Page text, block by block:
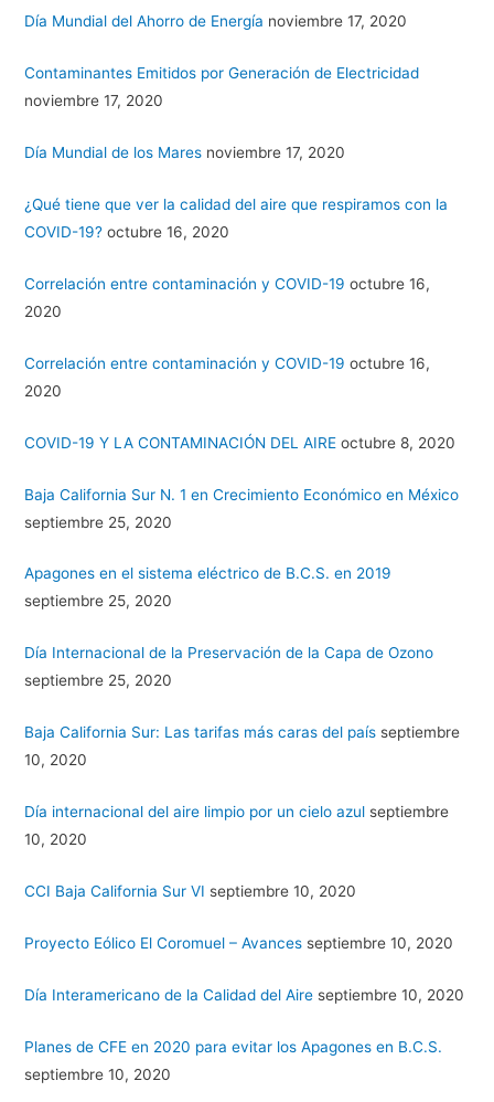
Día Mundial del Ahorro de Energía noviembre 17, 2020
Contaminantes Emitidos por Generación de Electricidad
noviembre 17, 2020
Día Mundial de los Mares noviembre 17, 2020
¿Qué tiene que ver la calidad del aire que respiramos con la
COVID-19? octubre 16, 2020
Correlación entre contaminación y COVID-19 octubre 16,
2020
Correlación entre contaminación y COVID-19 octubre 16,
2020
COVID-19 Y LA CONTAMINACIÓN DEL AIRE octubre 8, 2020
Baja California Sur N. 1 en Crecimiento Económico en México
septiembre 25, 2020
Apagones en el sistema eléctrico de B.C.S. en 2019
septiembre 25, 2020
Día Internacional de la Preservación de la Capa de Ozono
septiembre 25, 2020
Baja California Sur: Las tarifas más caras del país septiembre
10, 2020
Día internacional del aire limpio por un cielo azul septiembre
10, 2020
CCI Baja California Sur VI septiembre 10, 2020
Proyecto Eólico El Coromuel – Avances septiembre 10, 2020
Día Interamericano de la Calidad del Aire septiembre 10, 2020
Planes de CFE en 2020 para evitar los Apagones en B.C.S.
septiembre 10, 2020